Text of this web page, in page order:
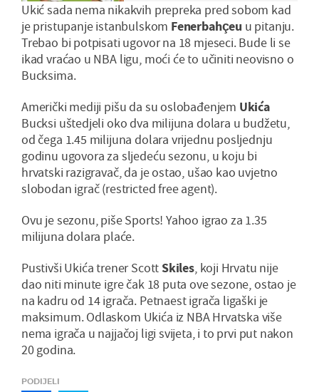
Ukić sada nema nikakvih prepreka pred sobom kad
je pristupanje istanbulskom Fenerbahçeu u pitanju.
Trebao bi potpisati ugovor na 18 mjeseci. Bude li se
ikad vraćao u NBA ligu, moći će to učiniti neovisno o
Bucksima.
Američki mediji pišu da su oslobađenjem Ukića
Bucksi uštedjeli oko dva milijuna dolara u budžetu,
od čega 1.45 milijuna dolara vrijednu posljednju
godinu ugovora za sljedeću sezonu, u koju bi
hrvatski razigravač, da je ostao, ušao kao uvjetno
slobodan igrač (restricted free agent).
Ovu je sezonu, piše Sports! Yahoo igrao za 1.35
milijuna dolara plaće.
Pustivši Ukića trener Scott Skiles, koji Hrvatu nije
dao niti minute igre čak 18 puta ove sezone, ostao je
na kadru od 14 igrača. Petnaest igrača ligaški je
maksimum. Odlaskom Ukića iz NBA Hrvatska više
nema igrača u najjačoj ligi svijeta, i to prvi put nakon
20 godina.
PODIJELI